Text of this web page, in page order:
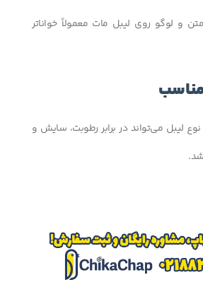
و لوگو روی لیبل مات معمولاً خواناتر
لیبل می‌تواند در برابر رطوبت، سایش و